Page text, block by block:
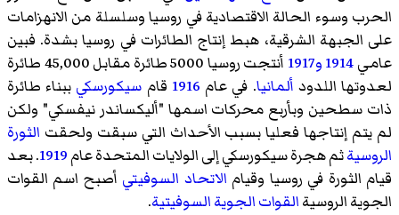
الحرب وسوء الحالة الاقتصادية في روسيا وسلسلة من الانهزامات
على الجبهة الشرقية، هبط إنتاج الطائرات في روسيا بشدة. فبين
عامي1914و1917
أنتجت روسيا 5000 طائرة مقابل 45,000 طائرة
لعدوتها اللدود ألمانيا. في عام 1916 قام سيكورسكي ببناء طائرة
ذات سطحين وبأربع محركات اسمها "أليكساندر نيفسكي" ولكن
لم يتم إنتاجها فعليا بسبب الأحداث التي سبقت ولحقت الثورة
الروسيةثم هجرة سيكورسكي إلى الولايات المتحدة عام1919. بعد
قيام الثورة في روسيا وقيام الاتحاد السوفيتي أصبح اسم القوات
الجوية الروسيةالقوات الجوية السوفيتية.